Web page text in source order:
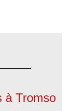
à Tromso